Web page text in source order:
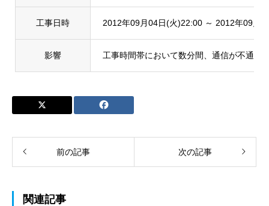
工事日時 2012年09月04日(火)22:00 ～ 2012年09月
影響 工事時間帯において数分間、通信が不通と
前の記事 次の記事
関連記事